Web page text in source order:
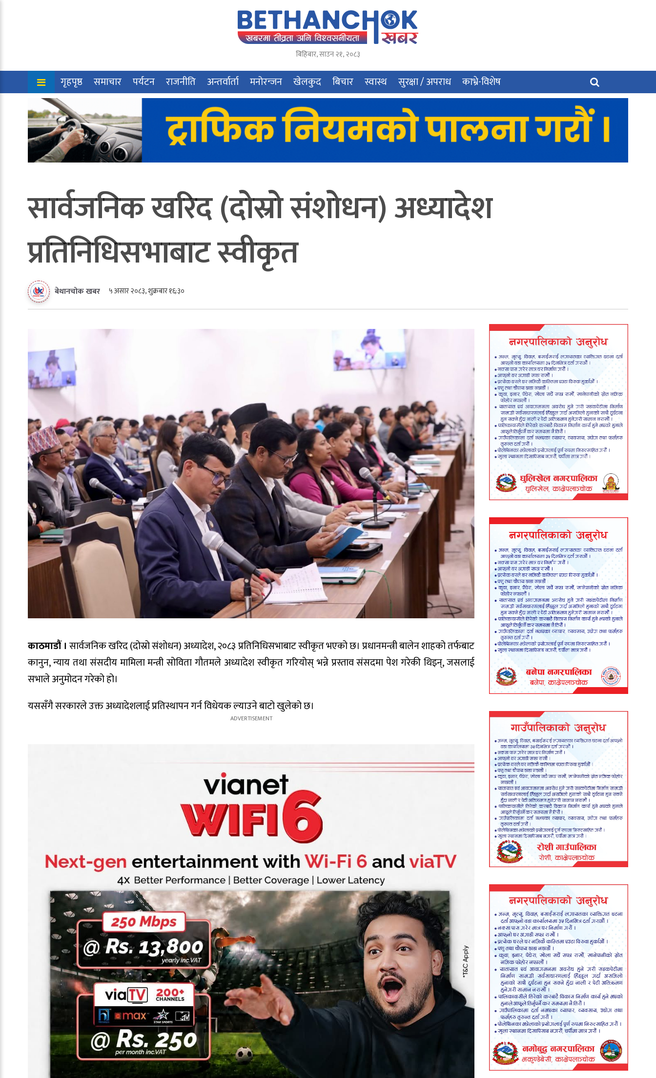
बिहिबार,साउन२१,२०८३
गृहपृष्ठ समाचार पर्यटन राजनीति अन्तर्वार्ता मनोरन्जन खेलकुद बिचार स्वास्थ सुरक्षा / अपराध काभ्रे-विशेष
सार्वजनिक खरिद (दोस्रो संशोधन) अध्यादेश
प्रतिनिधिसभाबाट स्वीकृत
बेथानचोक खबर ५ असार २०८३, शुक्रबार १६:३०
काठमाडौं । सार्वजनिक खरिद (दोस्रो संशोधन) अध्यादेश, २०८३ प्रतिनिधिसभाबाट स्वीकृत भएको छ। प्रधानमन्त्री बालेन शाहको तर्फबाट
कानुन, न्याय तथा संसदीय मामिला मन्त्री सोविता गौतमले अध्यादेश स्वीकृत गरियोस् भन्ने प्रस्ताव संसदमा पेश गरेकी थिइन्, जसलाई
सभाले अनुमोदन गरेको हो।
यससँगै सरकारले उक्त अध्यादेशलाई प्रतिस्थापन गर्न विधेयक ल्याउने बाटो खुलेको छ।